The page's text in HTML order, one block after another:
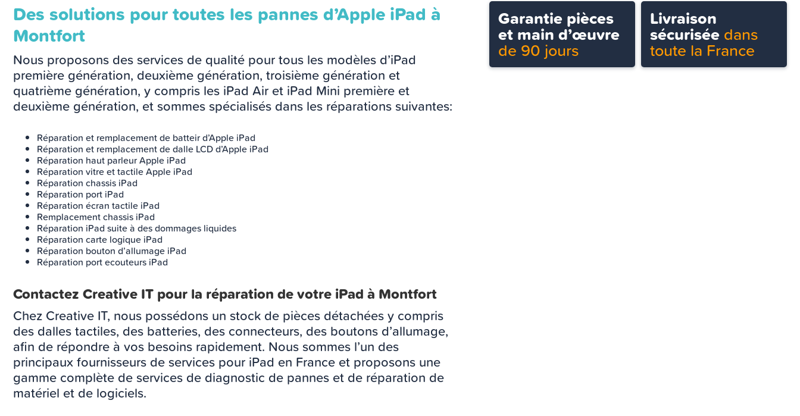
Des solutions pour toutes les pannes d’Apple iPad à
Montfort
Nous proposons des services de qualité pour tous les modèles d’iPad
première génération, deuxième génération, troisième génération et
quatrième génération, y compris les iPad Air et iPad Mini première et
deuxième génération, et sommes spécialisés dans les réparations suivantes:
Réparation et remplacement de batteir d’Apple iPad
Réparation et remplacement de dalle LCD d’Apple iPad
Réparation haut parleur Apple iPad
Réparation vitre et tactile Apple iPad
Réparation chassis iPad
Réparation port iPad
Réparation écran tactile iPad
Remplacement chassis iPad
Réparation iPad suite à des dommages liquides
Réparation carte logique iPad
Réparation bouton d’allumage iPad
Réparation port ecouteurs iPad
Contactez Creative IT pour la réparation de votre iPad à Montfort
Chez Creative IT, nous possédons un stock de pièces détachées y compris
des dalles tactiles, des batteries, des connecteurs, des boutons d’allumage,
afin de répondre à vos besoins rapidement. Nous sommes l’un des
principaux fournisseurs de services pour iPad en France et proposons une
gamme complète de services de diagnostic de pannes et de réparation de
matériel et de logiciels.
Garantie pièces
et main d’œuvre
de 90 jours
Livraison
sécurisée dans
toute la France